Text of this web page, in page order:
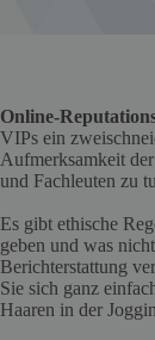
Online-
VIPs ein
Aufmerksamkeit
und Fachleuten zu
Es gibt ethische
geben und was
Berichterstattung
Sie sich ganz
Haaren in der